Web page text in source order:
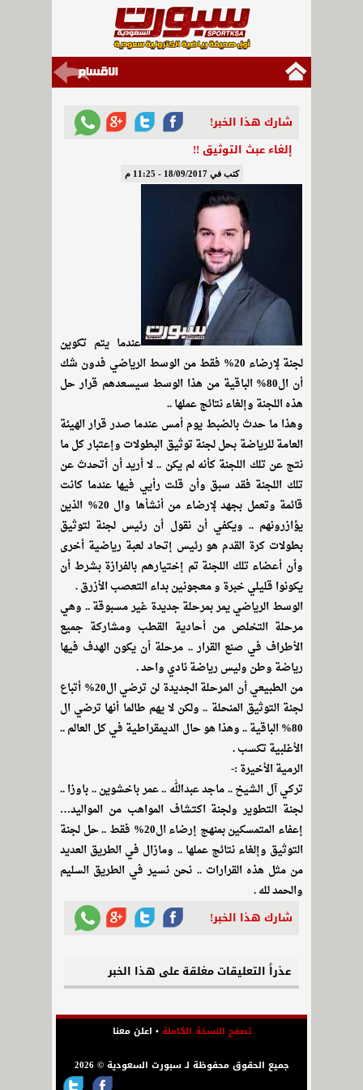
شارك هذا الخبر!
إلغاء عبث التوثيق !!
كتب في 18/09/2017 - 11:25 م
عندما يتم تكوين
لجنة لإرضاء 20% فقط من الوسط الرياضي فدون شك
أن ال80% الباقية من هذا الوسط سيسعدهم قرار حل
هذه اللجنة وإلغاء نتائج عملها ..
وهذا ما حدث بالضبط يوم أمس عندما صدر قرار الهيئة
العامة للرياضة بحل لجنة توثيق البطولات وإعتبار كل ما
نتج عن تلك اللجنة كأنه لم يكن .. لا أريد أن أتحدث عن
تلك اللجنة فقد سبق وأن قلت رأيي فيها عندما كانت
قائمة وتعمل بجهد لإرضاء من أنشأها وال 20% الذين
يؤازرونهم .. ويكفي أن نقول أن رئيس لجنة لتوثيق
بطولات كرة القدم هو رئيس إتحاد لعبة رياضية أخرى
وأن أعضاء تلك اللجنة تم إختيارهم بالفرازة بشرط أن
يكونوا قليلي خبرة و معجونين بداء التعصب الأزرق .
الوسط الرياضي يمر بمرحلة جديدة غير مسبوقة .. وهي
مرحلة التخلص من أحادية القطب ومشاركة جميع
الأطراف في صنع القرار .. مرحلة أن يكون الهدف فيها
رياضة وطن وليس رياضة نادي واحد .
من الطبيعي أن المرحلة الجديدة لن ترضي ال20% أتباع
لجنة التوثيق المنحلة .. ولكن لا يهم طالما أنها ترضي ال
80% الباقية .. وهذا هو حال الديمقراطية في كل العالم ..
الأغلبية تكسب .
الرمية الأخيرة :-
تركي آل الشيخ .. ماجد عبدالله .. عمر باخشوين .. باوزا ..
لجنة التطوير ولجنة اكتشاف المواهب من المواليد…
إعفاء المتمسكين بمنهج إرضاء ال20% فقط .. حل لجنة
التوثيق وإلغاء نتائج عملها .. ومازال في الطريق العديد
من مثل هذه القرارات .. نحن نسير في الطريق السليم
والحمد لله .
شارك هذا الخبر!
عذراً التعليقات مغلقة على هذا الخبر
تصفح النسخة الكاملة• اعلن معنا
جميع الحقوق محفوظة لـ سبورت السعودية © 2026